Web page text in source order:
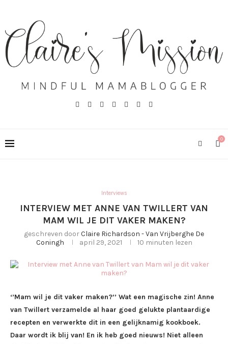
0
Interviews
INTERVIEW MET ANNE VAN TWILLERT VAN
MAM WIL JE DIT VAKER MAKEN?
geschreven doorClaire Richardson - Van Vrijberghe De
Coningh
april 29, 2021 10 minuten lezen
‘’Mam wil je dit vaker maken?’’ Wat een magische zin! Anne
van Twillert verzamelde al haar goed gelukte plantaardige
recepten en verwerkte dit in een gelijknamig kookboek.
Daar wordt ik blij van! En ik heb goed nieuws! Niet alleen